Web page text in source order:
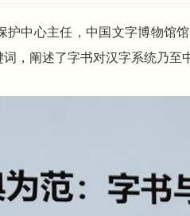
护中心主任，中国文字博物馆
，阐述了字书对汉字系统乃至